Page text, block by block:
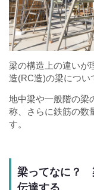
梁の構造上の違いが
造(RC造)の梁につい
地中梁や一般階の梁
称、さらに鉄筋の数
す。
梁ってなに？